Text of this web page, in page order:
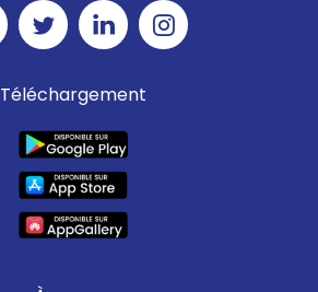
Téléchargement